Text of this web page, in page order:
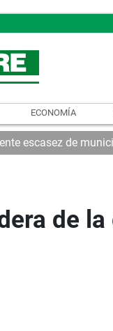
ECONOMÍA
escasez de
de